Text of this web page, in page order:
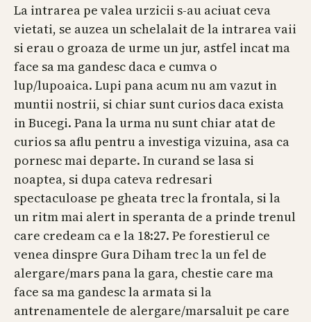
La intrarea pe valea urzicii s-au aciuat ceva
vietati, se auzea un schelalait de la intrarea vaii
si erau o groaza de urme un jur, astfel incat ma
face sa ma gandesc daca e cumva o
lup/lupoaica. Lupi pana acum nu am vazut in
muntii nostrii, si chiar sunt curios daca exista
in Bucegi. Pana la urma nu sunt chiar atat de
curios sa aflu pentru a investiga vizuina, asa ca
pornesc mai departe. In curand se lasa si
noaptea, si dupa cateva redresari
spectaculoase pe gheata trec la frontala, si la
un ritm mai alert in speranta de a prinde trenul
care credeam ca e la 18:27. Pe forestierul ce
venea dinspre Gura Diham trec la un fel de
alergare/mars pana la gara, chestie care ma
face sa ma gandesc la armata si la
antrenamentele de alergare/marsaluit pe care